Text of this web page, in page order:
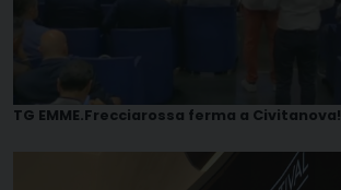
TG EMME.Frecciarossa ferma a Civitanova!